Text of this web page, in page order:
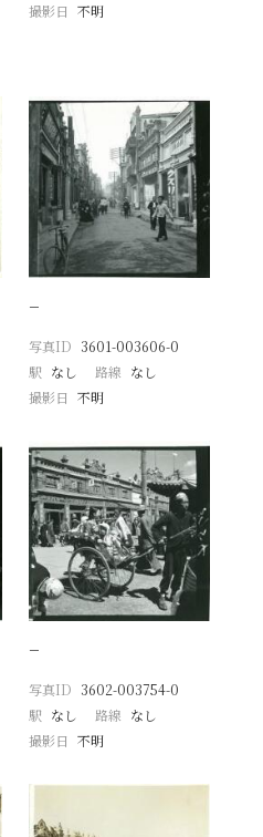
撮影日 不明
−
写真ID 3601-003606-0
駅 なし 路線 なし
撮影日 不明
−
写真ID 3602-003754-0
駅 なし 路線 なし
撮影日 不明